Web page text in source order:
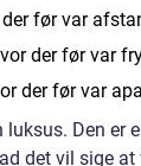
der før var
der før var
der før var
luksus. Den er
det vil sige